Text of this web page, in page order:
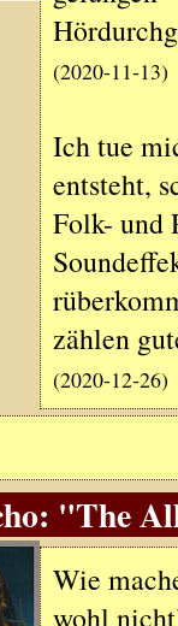
(2020-11-13)
Ich tue
entsteht,
Folk- und
zählen
(2020-12-26)
"The
Wie
wohl